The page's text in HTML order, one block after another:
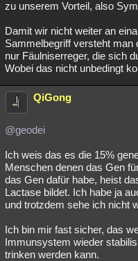
zu unserem Vorteil, also
Damit wir nicht weiter an
Sammelbegriff versteht man
nur Fäulniserreger, die sich
Wobei das nicht unbedingt
QiGong
@geodei
Ich weis das es die 15%
Menschen denen das Gen
das Gen dafür habe, heist
Lactase bildet. Ich habe ja
und trotzdem sehe ich nicht
Ich bin mir fast sicher, das
Immunsystem wieder
trinken werden kann.